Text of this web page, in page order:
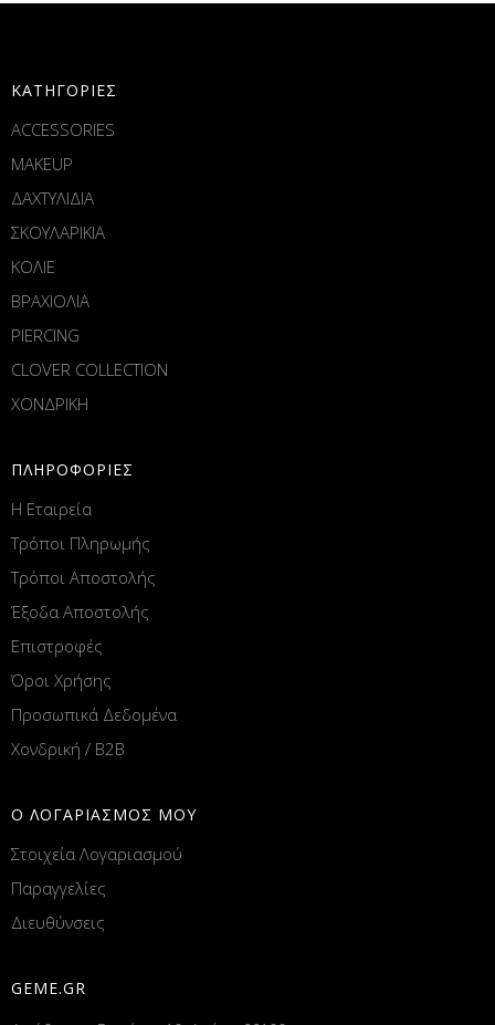
ΚΑΤΗΓΟΡΙΕΣ
ACCESSORIES
MAKEUP
ΔΑΧΤΥΛΙΔΙΑ
ΣΚΟΥΛΑΡΙΚΙΑ
ΚΟΛΙΕ
ΒΡΑΧΙΟΛΙΑ
PIERCING
CLOVER COLLECTION
ΧΟΝΔΡΙΚΗ
ΠΛΗΡΟΦΟΡΙΕΣ
Η Εταιρεία
Τρόποι Πληρωμής
Τρόποι Αποστολής
Έξοδα Αποστολής
Επιστροφές
Όροι Χρήσης
Προσωπικά Δεδομένα
Χονδρική / B2B
Ο ΛΟΓΑΡΙΑΣΜΟΣ ΜΟΥ
Στοιχεία Λογαριασμού
Παραγγελίες
Διευθύνσεις
GEME.GR